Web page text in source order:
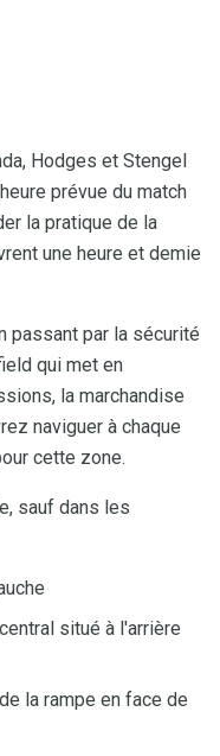
Hodges et Stengel
prévue du match
la pratique de la
une heure et demie
passant par la sécurité
qui met en
la marchandise
naviguer à chaque
cette zone.
sauf dans les
situé à l'arrière
la rampe en face de